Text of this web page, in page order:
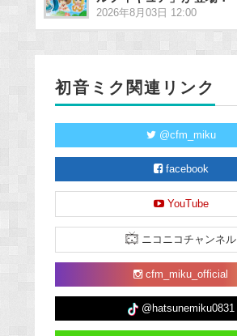
2026年8月03日 12:00
初音ミク関連リンク
@cfm_miku
facebook
YouTube
ニコニコチャンネル
cfm_miku_official
@hatsunemiku0831